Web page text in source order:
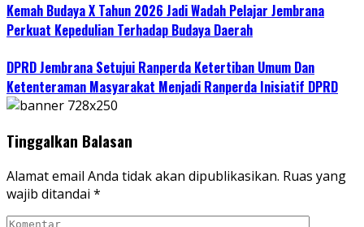
Kemah Budaya X Tahun 2026 Jadi Wadah Pelajar Jembrana
Perkuat Kepedulian Terhadap Budaya Daerah
DPRD Jembrana Setujui Ranperda Ketertiban Umum Dan
Ketenteraman Masyarakat Menjadi Ranperda Inisiatif DPRD
Tinggalkan Balasan
Alamat email Anda tidak akan dipublikasikan. Ruas yang
wajib ditandai *